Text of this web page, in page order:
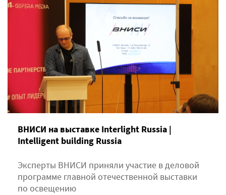
ВНИСИ на выставке Interlight Russia |
Intelligent building Russia
Эксперты ВНИСИ приняли участие в деловой
программе главной отечественной выставки
по освещению